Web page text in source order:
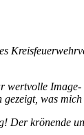
wertvolle
was
krönende